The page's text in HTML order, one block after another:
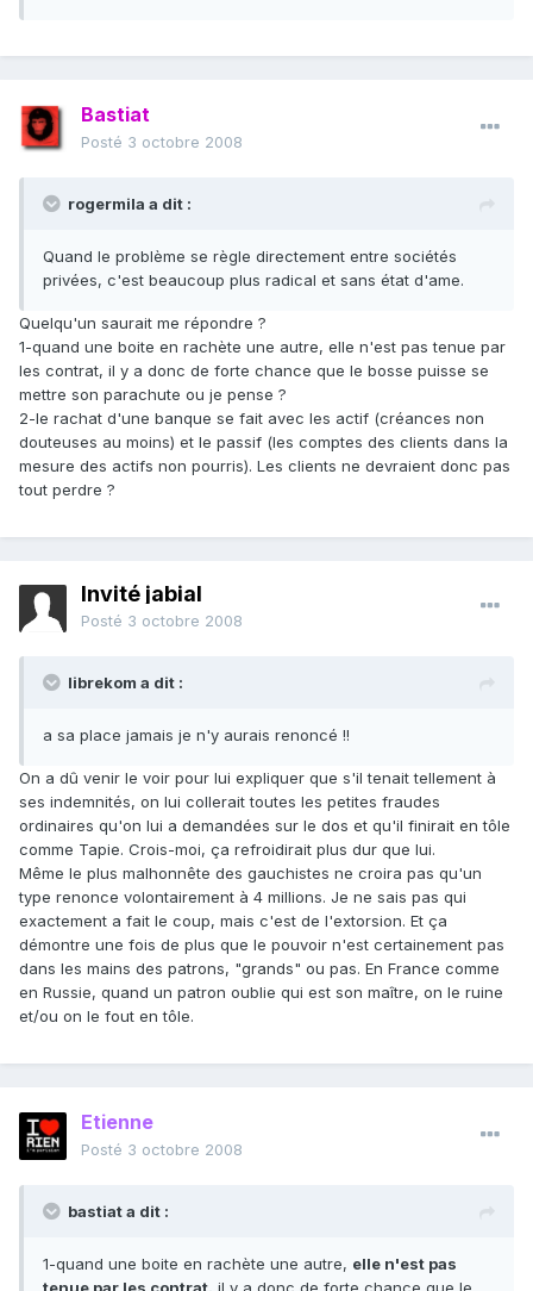
Bastiat
Posté 3 octobre 2008
rogermila a dit :
Quand le problème se règle directement entre sociétés
privées, c'est beaucoup plus radical et sans état d'ame.
Quelqu'un saurait me répondre ?
1-quand une boite en rachète une autre, elle n'est pas tenue par
les contrat, il y a donc de forte chance que le bosse puisse se
mettre son parachute ou je pense ?
2-le rachat d'une banque se fait avec les actif (créances non
douteuses au moins) et le passif (les comptes des clients dans la
mesure des actifs non pourris). Les clients ne devraient donc pas
tout perdre ?
Invité jabial
Posté 3 octobre 2008
librekom a dit :
a sa place jamais je n'y aurais renoncé !!
On a dû venir le voir pour lui expliquer que s'il tenait tellement à
ses indemnités, on lui collerait toutes les petites fraudes
ordinaires qu'on lui a demandées sur le dos et qu'il finirait en tôle
comme Tapie. Crois-moi, ça refroidirait plus dur que lui.
Même le plus malhonnête des gauchistes ne croira pas qu'un
type renonce volontairement à 4 millions. Je ne sais pas qui
exactement a fait le coup, mais c'est de l'extorsion. Et ça
démontre une fois de plus que le pouvoir n'est certainement pas
dans les mains des patrons, "grands" ou pas. En France comme
en Russie, quand un patron oublie qui est son maître, on le ruine
et/ou on le fout en tôle.
Etienne
Posté 3 octobre 2008
bastiat a dit :
1-quand une boite en rachète une autre, elle n'est pas